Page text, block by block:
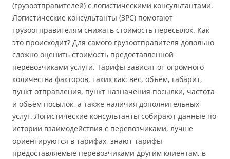
(грузоотправителей) с логистическими консультантами.
Логистические консультанты (3PС) помогают
грузоотправителям снижать стоимость пересылок. Как
это происходит? Для самого грузоотправителя довольно
сложно оценить стоимость предоставленной
перевозчиками услуги. Тарифы зависят от огромного
количества факторов, таких как: вес, объём, габарит,
пункт отправления, пункт назначения посылки, частота
и объём посылок, а также наличия дополнительных
услуг. Логистические консультанты собирают данные по
истории взаимодействия с перевозчиками, лучше
ориентируются в тарифах, знают тарифы
предоставляемые перевозчиками другим клиентам, в